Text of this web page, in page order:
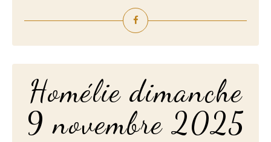
Homélie dimanche
9 novembre 2025